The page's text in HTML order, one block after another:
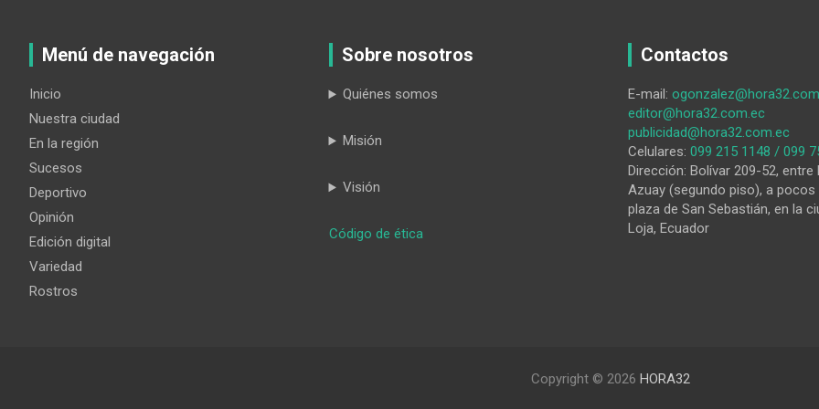
Menú de navegación
Inicio
Nuestra ciudad
En la región
Sucesos
Deportivo
Opinión
Edición digital
Variedad
Rostros
Sobre nosotros
Quiénes somos
Misión
Visión
Código de ética:
Contactos
E-mail:
editor@hora32.com.ec
publicidad@hora32.com.ec
Celulares: 099 215 1148 / 099
Dirección: Bolívar 209-52, entre
Azuay (segundo piso), a
plaza de San Sebastián, en la
Loja, Ecuador
Copyright © 2026 HORA32